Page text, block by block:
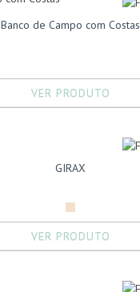
Banco de Campo com Costas
VER PRODUTO
GIRAX
VER PRODUTO